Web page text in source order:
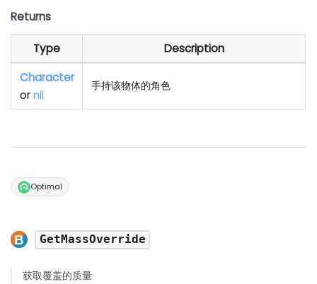
Returns
Type
Description
Character
ornil
手持该物体的角色
Optimal
GetMassOverride
获取覆盖的质量